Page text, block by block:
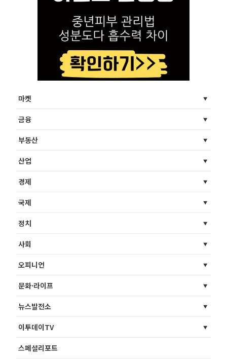
마켓
금융
부동산
산업
경제
국제
정치
사회
오피니언
문화·라이프
뉴스발전소
이투데이TV
스페셜리포트